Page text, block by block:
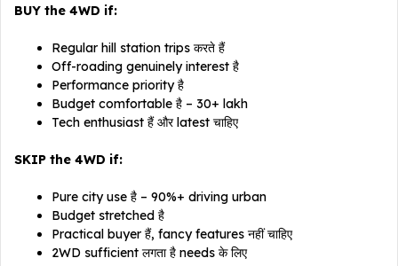
BUY the 4WD if:
Regular hill station trips करते हैं
Off-roading genuinely interest है
Performance priority है
Budget comfortable है – ₹30+ lakh
Tech enthusiast हैं और latest चाहिए
SKIP the 4WD if:
Pure city use है – 90%+ driving urban
Budget stretched है
Practical buyer हैं, fancy features नहीं चाहिए
2WD sufficient लगता है needs के लिए